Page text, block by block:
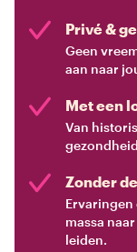
Privé &
Geen
aan naar
Met een
Van
Zonder
Ervaringen
massa
leiden.